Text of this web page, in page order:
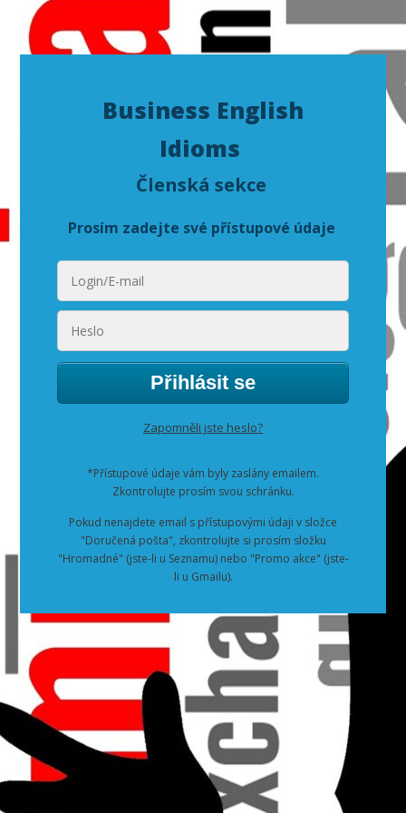
Business English
Idioms
Členská sekce
Prosím zadejte své přístupové údaje
Přihlásit se
Zapomněli jste heslo?
*Přístupové údaje vám byly zaslány emailem.
Zkontrolujte prosím svou schránku.
Pokud nenajdete email s přístupovými údaji v složce
"Doručená pošta", zkontrolujte si prosím složku
"Hromadné" (jste-li u Seznamu) nebo "Promo akce" (jste-
li u Gmailu).